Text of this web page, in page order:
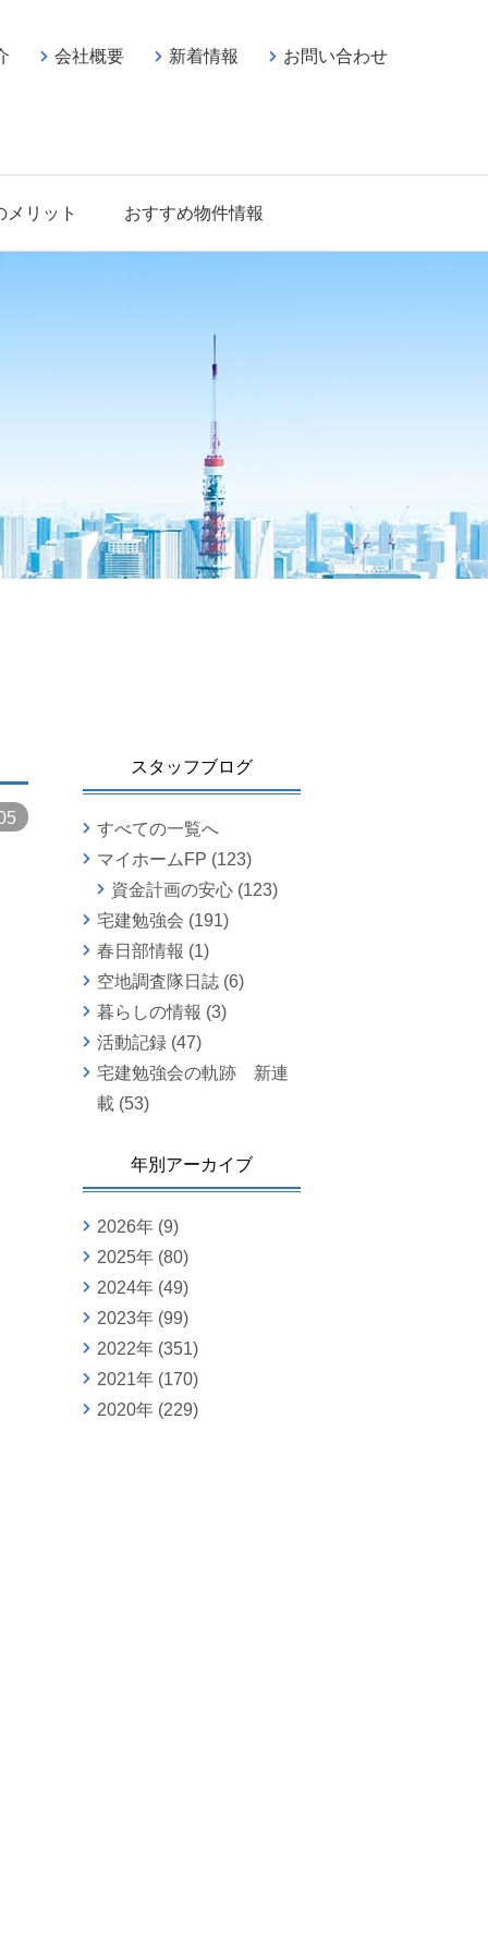
メリット おすすめ物件情報
会社概要 新着情報 お問い合わせ
スタッフブログ
すべての一覧へ
マイホームFP (123)
資金計画の安心(123)
宅建勉強会 (191)
春日部情報 (1)
空地調査隊日誌(6)
暮らしの情報 (3)
活動記録(47)
宅建勉強会の軌跡 新連
載 (53)
年別アーカイブ
2026年(9)
2025年(80)
2024年(49)
2023年(99)
2022年(351)
2021年(170)
2020年(229)